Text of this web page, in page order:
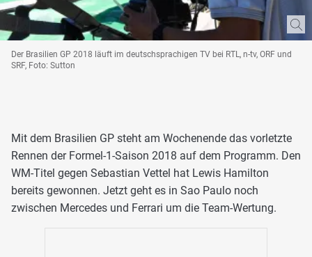
Der Brasilien GP 2018 läuft im deutschsprachigen TV bei RTL, n-tv, ORF und
SRF, Foto: Sutton
Mit dem Brasilien GP steht am Wochenende das vorletzte
Rennen der Formel-1-Saison 2018 auf dem Programm. Den
WM-Titel gegen Sebastian Vettel hat Lewis Hamilton
bereits gewonnen. Jetzt geht es in Sao Paulo noch
zwischen Mercedes und Ferrari um die Team-Wertung.